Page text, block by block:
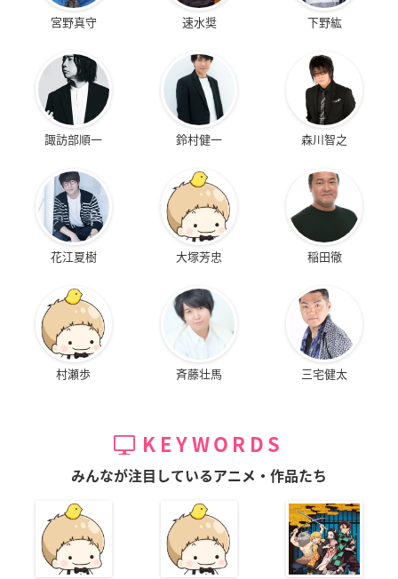
宮野真守 速水奨 下野紘
諏訪部順一 鈴村健一 森川智之
花江夏樹 大塚芳忠 稲田徹
村瀬歩 斉藤壮馬 三宅健太
KEYWORDS
みんなが注目しているアニメ・作品たち